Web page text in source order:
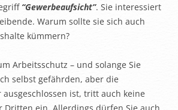
“Gewerbeaufsicht”. Sie interessiert
Warum sollte sie sich auch
kümmern?
Arbeitsschutz – und solange Sie
selbst gefährden, aber die
ist, tritt auch keine